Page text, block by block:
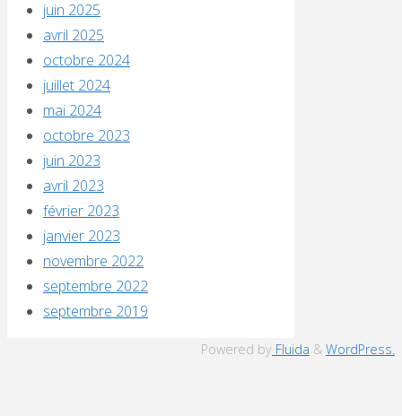
juin 2025
avril 2025
octobre 2024
juillet 2024
mai 2024
octobre 2023
juin 2023
avril 2023
février 2023
janvier 2023
novembre 2022
septembre 2022
septembre 2019
Powered by Fluida & WordPress.